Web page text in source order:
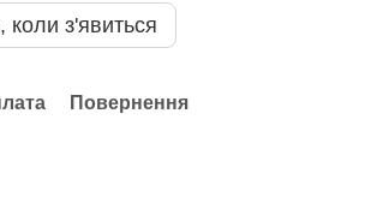
коли з'явиться
Повернення